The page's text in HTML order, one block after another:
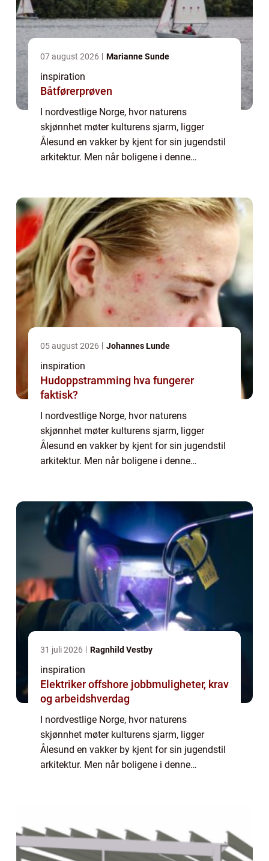
07 august 2026 Marianne Sunde
inspiration
Båtførerprøven
I nordvestlige Norge, hvor naturens
skjønnhet møter kulturens sjarm, ligger
Ålesund en vakker by kjent for sin jugendstil
arkitektur. Men når boligene i denne
05 august 2026 Johannes Lunde
inspiration
Hudoppstramming hva fungerer
faktisk?
I nordvestlige Norge, hvor naturens
skjønnhet møter kulturens sjarm, ligger
Ålesund en vakker by kjent for sin jugendstil
arkitektur. Men når boligene i denne
31 juli 2026 Ragnhild Vestby
inspiration
Elektriker offshore jobbmuligheter, krav
og arbeidshverdag
I nordvestlige Norge, hvor naturens
skjønnhet møter kulturens sjarm, ligger
Ålesund en vakker by kjent for sin jugendstil
arkitektur. Men når boligene i denne